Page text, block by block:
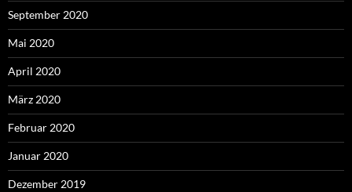
September 2020
Mai 2020
April 2020
März 2020
Februar 2020
Januar 2020
Dezember 2019